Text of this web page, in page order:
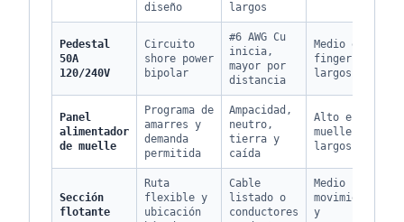
diseño
largos
Pedestal
50A
120/240V
Circuito
shore power
bipolar
#6 AWG Cu
inicia,
mayor por
distancia
Medio en
fingers
largos
Panel
alimentador
de muelle
Programa de
amarres y
demanda
permitida
Ampacidad,
neutro,
tierra y
caída
Alto en
muelles
largos
Sección
flotante
Ruta
flexible y
ubicación
Cable
listado o
conductores
Medio por
movimiento
y